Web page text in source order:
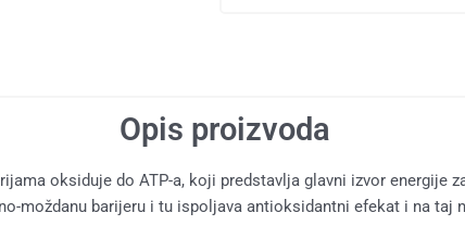
Opis proizvoda
oksiduje do ATP-a, koji predstavlja glavni izvor energije
moždanu barijeru i tu ispoljava antioksidantni efekat i na taj